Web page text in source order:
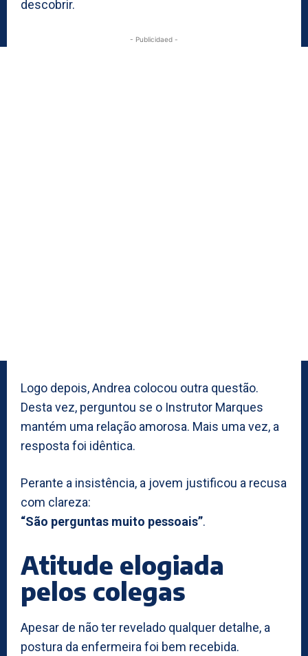
descobrir.
- Publicidaed -
Logo depois, Andrea colocou outra questão.
Desta vez, perguntou se o Instrutor Marques
mantém uma relação amorosa. Mais uma vez, a
resposta foi idêntica.
Perante a insistência, a jovem justificou a recusa
com clareza:
“São perguntas muito pessoais”.
Atitude elogiada
pelos colegas
Apesar de não ter revelado qualquer detalhe, a
postura da enfermeira foi bem recebida.